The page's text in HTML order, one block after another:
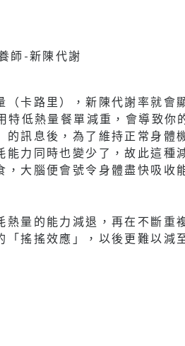
（卡路里），新陳代謝率就會
特低熱量餐單減重，會導致你
的訊息後，為了維持正常身體
能力同時也變少了，故此這種
，大腦便會號令身體盡快吸收
熱量的能力減退，再在不斷重
「搖搖效應」，以後更難以減